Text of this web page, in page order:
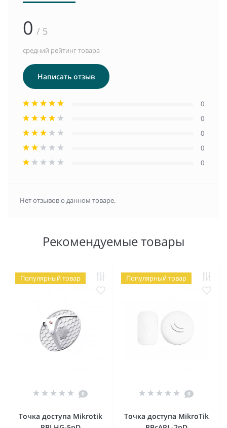
0 / 5
средний рейтинг товара
Написать отзыв
0
0
0
0
0
Нет отзывов о данном товаре.
Рекомендуемые товары
Популярный товар
0
Точка доступа Mikrotik
Популярный товар
0
Точка доступа MikroTik